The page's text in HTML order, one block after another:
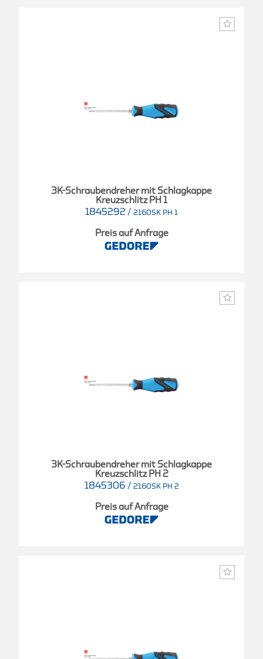
3K-Schraubendreher mit Schlagkappe
Kreuzschlitz PH 1
1845292 / 2160SK PH 1
Preis auf Anfrage
3K-Schraubendreher mit Schlagkappe
Kreuzschlitz PH 2
1845306 / 2160SK PH 2
Preis auf Anfrage